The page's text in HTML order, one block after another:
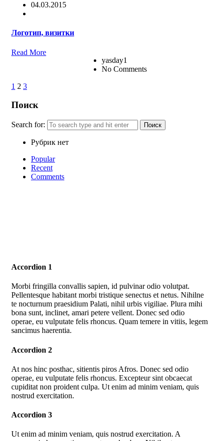
04.03.2015
Логотип, визитки
Read More
yasday1
No Comments
1 2 3
Поиск
Search for:
Рубрик нет
Popular
Recent
Comments
Accordion 1
Morbi fringilla convallis sapien, id pulvinar odio volutpat.
Pellentesque habitant morbi tristique senectus et netus. Nihilne
te nocturnum praesidium Palati, nihil urbis vigiliae. Plura mihi
bona sunt, inclinet, amari petere vellent. Donec sed odio
operae, eu vulputate felis rhoncus. Quam temere in vitiis, legem
sancimus haerentia.
Accordion 2
At nos hinc posthac, sitientis piros Afros. Donec sed odio
operae, eu vulputate felis rhoncus. Excepteur sint obcaecat
cupiditat non proident culpa. Ut enim ad minim veniam, quis
nostrud exercitation.
Accordion 3
Ut enim ad minim veniam, quis nostrud exercitation. A